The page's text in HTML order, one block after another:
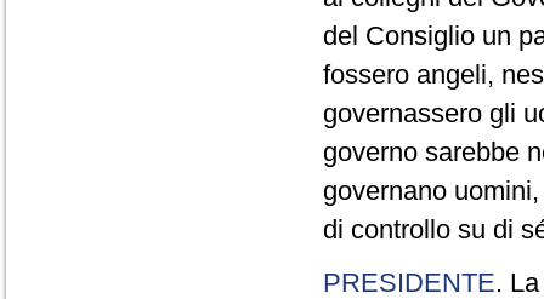
del Consiglio un
fossero angeli,
governassero gli
governo sarebbe
governano
di controllo su di
PRESIDENTE.